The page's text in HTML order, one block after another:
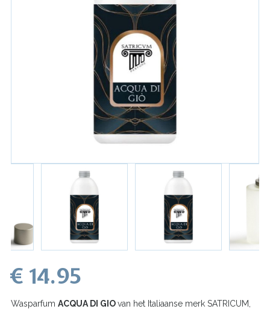
€ 14.95
Wasparfum ACQUA DI GIOvan het Italiaanse merk SATRICUM,